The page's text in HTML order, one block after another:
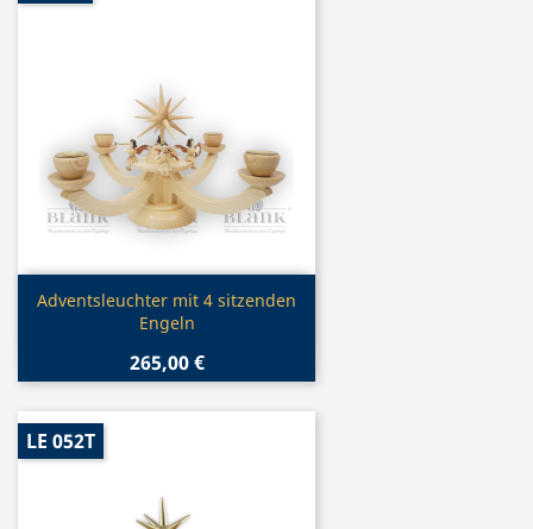
Vorschau
Adventsleuchter mit 4 sitzenden
Engeln
265,00 €
LE 052T